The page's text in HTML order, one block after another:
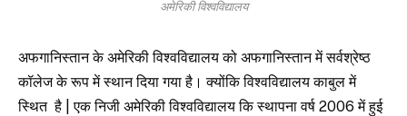
अमेरिकी विश्वविद्यालय
अफगानिस्तान के अमेरिकी विश्वविद्यालय को अफगानिस्तान में सर्वश्रेष्ठ
कॉलेज के रूप में स्थान दिया गया है। क्योंकि विश्वविद्यालय काबुल में
स्थित है | एक निजी अमेरिकी विश्वविद्यालय कि स्थापना वर्ष 2006 में हुई